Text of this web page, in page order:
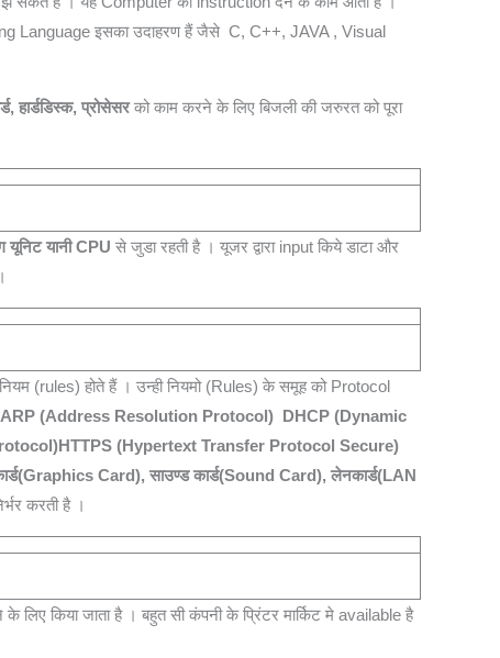
Language इसका उदाहरण हैं जैसे C, C++, JAVA , Visual
हार्डडिस्‍क, प्रोसेसरको काम करने के लिए बिजली की जरुरत को पूरा
यूनिट यानी CPU से जुडा रहती है । यूजर द्वारा input किये डाटा और
(rules) होते हैं । उन्ही नियमो (Rules) के समूह को Protocol
ARP (Address Resolution Protocol) DHCP (Dynamic
HTTPS (Hypertext Transfer Protocol Secure)
Card), साउण्‍ड कार्ड(Sound Card), लेनकार्ड(LAN
करती है ।
किया जाता है । बहुत सी कंपनी के प्रिंटर मार्किट मे available है